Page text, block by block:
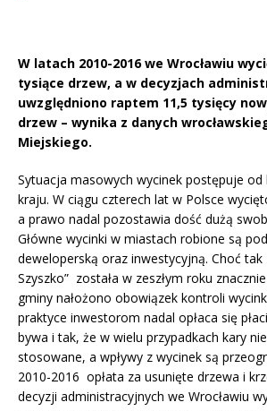
W latach 2010-2016 we Wrocławiu
tysiące drzew, a w decyzjach
uwzględniono raptem 11,5 tysięcy
drzew – wynika z danych
Miejskiego.
Sytuacja masowych wycinek postępuje od
kraju. W ciągu czterech lat w Polsce
a prawo nadal pozostawia dość dużą
Główne wycinki w miastach robione są
deweloperską oraz inwestycyjną. Choć tak
Szyszko” została w zeszłym roku
gminy nałożono obowiązek kontroli
praktyce inwestorom nadal opłaca się
bywa i tak, że w wielu przypadkach kary
stosowane, a wpływy z wycinek są
2010-2016 opłata za usunięte drzewa i
decyzji administracyjnych we Wrocławiu